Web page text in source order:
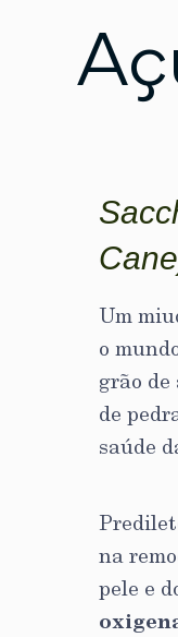
Um
o
grão de
de
saúde
na
pele e